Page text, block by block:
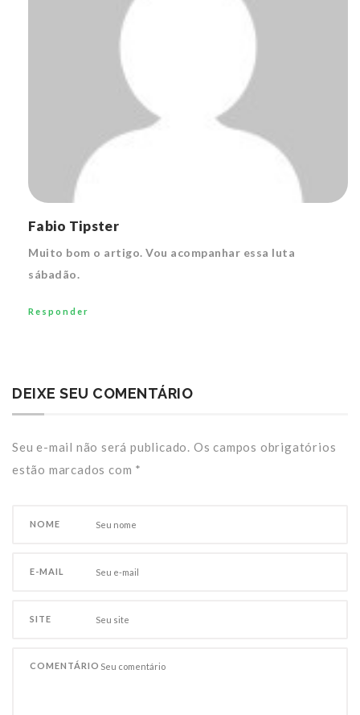
Fabio Tipster
Muito bom o artigo. Vou acompanhar essa luta
sábadão.
Responder
DEIXE SEU COMENTÁRIO
Seu e-mail não será publicado. Os campos obrigatórios
estão marcados com *
NOME
E-MAIL
SITE
COMENTÁRIO